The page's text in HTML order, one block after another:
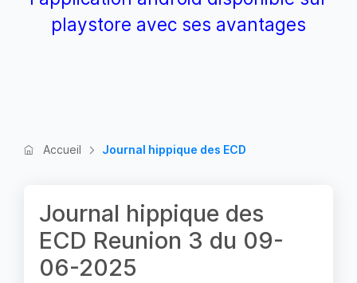
playstore avec ses avantages
Accueil Journal hippique des ECD
Journal hippique des
ECD Reunion 3 du 09-
06-2025